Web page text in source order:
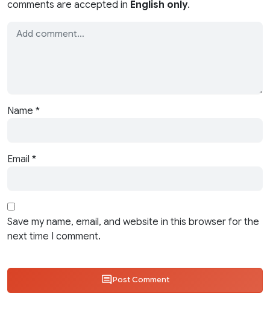
comments are accepted in English only.
Name *
Email *
Save my name, email, and website in this browser for the
next time I comment.
Post Comment